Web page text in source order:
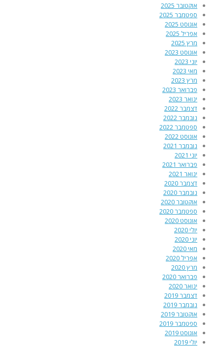
אוקטובר 2025
ספטמבר 2025
אוגוסט 2025
אפריל 2025
מרץ 2025
אוגוסט 2023
יוני 2023
מאי 2023
מרץ 2023
פברואר 2023
ינואר 2023
דצמבר 2022
נובמבר 2022
ספטמבר 2022
אוגוסט 2022
נובמבר 2021
יוני 2021
פברואר 2021
ינואר 2021
דצמבר 2020
נובמבר 2020
אוקטובר 2020
ספטמבר 2020
אוגוסט 2020
יולי 2020
יוני 2020
מאי 2020
אפריל 2020
מרץ 2020
פברואר 2020
ינואר 2020
דצמבר 2019
נובמבר 2019
אוקטובר 2019
ספטמבר 2019
אוגוסט 2019
יולי 2019